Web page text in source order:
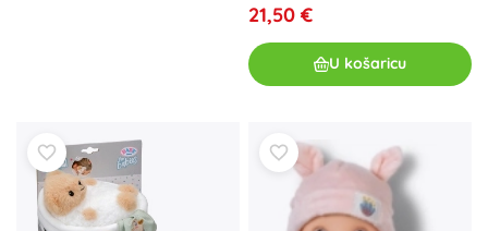
21,50 €
U košaricu